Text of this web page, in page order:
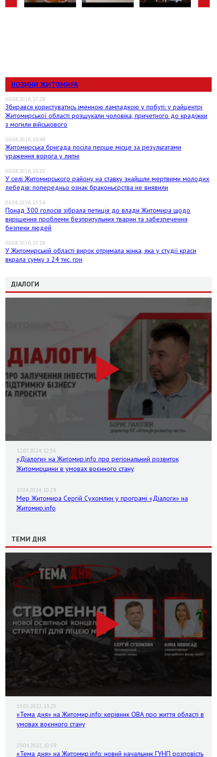
НОВИНИ ЖИТОМИРА
06.08.2026, 17:28
Збирався користуватись іменною лампадкою у побуті: у райцентрі
Житомирської області розшукали чоловіка, причетного до крадіжки
з могили військового
06.08.2026, 16:48
Житомирська бригада посіла перше місце за результатами
ураження ворога у липні
06.08.2026, 16:15
У селі Житомирського району на ставку знайшли мертвими молодих
лебедів: попередньо ознак браконьєрства не виявили
06.08.2026, 15:54
Понад 300 голосів зібрала петиція до влади Житомира щодо
вирішення проблеми безпритульних тварин та забезпечення
безпеки людей
06.08.2026, 15:18
У Житомирській області вирок отримала жінка, яка у студії краси
вкрала сумку з 24 тис. грн
ДІАЛОГИ
12.07.2024, 12:36
«Діалоги» на Житомир.info про регіональний розвиток
Житомирщини в умовах воєнного стану
17.04.2024, 10:29
Мер Житомира Сергій Сухомлин у програмі «Діалоги» на
Житомир.info
ТЕМИ ДНЯ
13.05.2022, 13:25
«Тема дня» на Житомир.info: керівник ОВА про життя області в
умовах воєнного стану
29.04.2022, 10:59
«Тема дня» на Житомир.info: новий начальник ГУНП розповість